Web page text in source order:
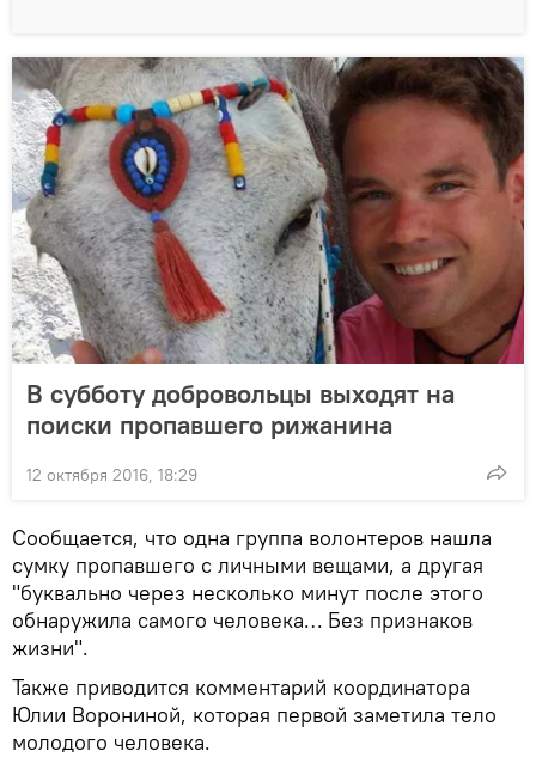
В субботу добровольцы выходят на
поиски пропавшего рижанина
12 октября 2016, 18:29
Сообщается, что одна группа волонтеров нашла
сумку пропавшего с личными вещами, а другая
"буквально через несколько минут после этого
обнаружила самого человека… Без признаков
жизни".
Также приводится комментарий координатора
Юлии Ворониной, которая первой заметила тело
молодого человека.